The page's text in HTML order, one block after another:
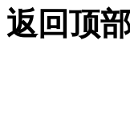
返回顶